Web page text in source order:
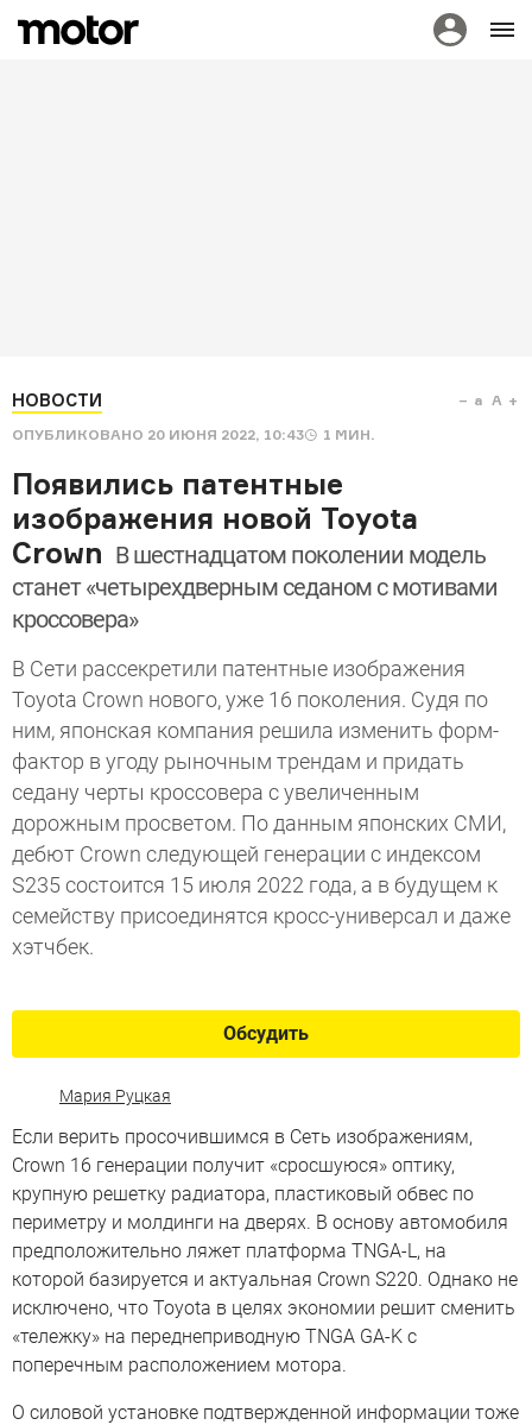
НОВОСТИ
ОПУБЛИКОВАНО 20 ИЮНЯ 2022, 10:43 1 МИН.
a A
Появились патентные
изображения новой Toyota
Crown В шестнадцатом поколении модель
станет «четырехдверным седаном с мотивами
кроссовера»
В Сети рассекретили патентные изображения
Toyota Crown нового, уже 16 поколения. Судя по
ним, японская компания решила изменить форм-
фактор в угоду рыночным трендам и придать
седану черты кроссовера с увеличенным
дорожным просветом. По данным японских СМИ,
дебют Crown следующей генерации с индексом
S235 состоится 15 июля 2022 года, а в будущем к
семейству присоединятся кросс-универсал и даже
хэтчбек.
Обсудить
Мария Руцкая
Если верить просочившимся в Сеть изображениям,
Crown 16 генерации получит «сросшуюся» оптику,
крупную решетку радиатора, пластиковый обвес по
периметру и молдинги на дверях. В основу автомобиля
предположительно ляжет платформа TNGA-L, на
которой базируется и актуальная Crown S220. Однако не
исключено, что Toyota в целях экономии решит сменить
«тележку» на переднеприводную TNGA GA-K с
поперечным расположением мотора.
О силовой установке подтвержденной информации тоже